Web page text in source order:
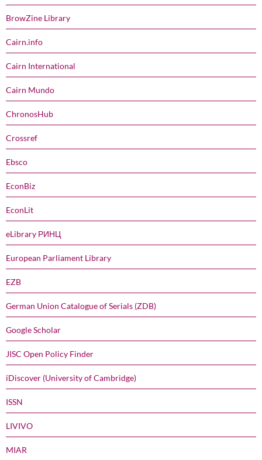
BrowZine Library
Cairn.info
Cairn International
Cairn Mundo
ChronosHub
Crossref
Ebsco
EconBiz
EconLit
eLibrary РИНЦ
European Parliament Library
EZB
German Union Catalogue of Serials (ZDB)
Google Scholar
JISC Open Policy Finder
iDiscover (University of Cambridge)
ISSN
LIVIVO
MIAR